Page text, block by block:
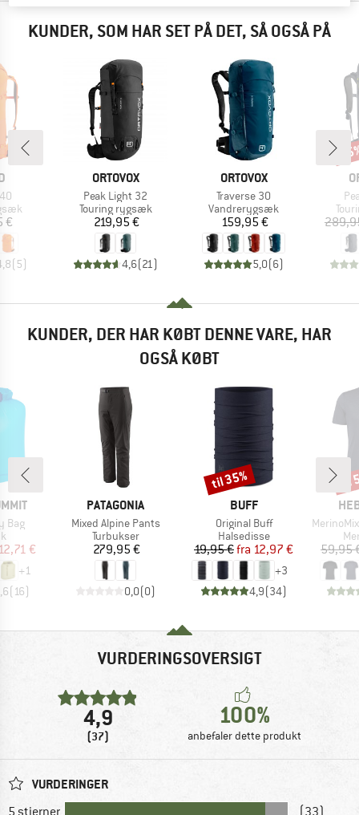
KUNDER, SOM HAR SET PÅ DET, SÅ OGSÅ PÅ
€
( 5)
MÆRKE
ORTOVOX
Artikel
Peak Light 32
Produktgruppe
Touring rygsæk
Pris
219,95 €
4,6(21)
MÆRKE
ORTOVOX
Artikel
Traverse 30
Produktgruppe
Vandrerygsæk
Pris
159,95 €
5,0(6)
KUNDER, DER HAR KØBT DENNE VARE, HAR
OGSÅ KØBT
Bag
pris
€
+1
(16)
MÆRKE
PATAGONIA
Artikel
Mixed Alpine Pants
Produktgruppe
Turbukser
Pris
279,95 €
0,0(0)
MÆRKE
BUFF
Artikel
Original Buff
Produktgruppe
Halsedisse
Pris
19,95 € Nedsat pris
fra 12,97 €
+3
4,9(34)
Rabat
til 35%
Artikel
MerinoMix150
59,95
VURDERINGSOVERSIGT
4,9
(37)
100%
anbefaler dette produkt
VURDERINGER
5 stjerner (33)